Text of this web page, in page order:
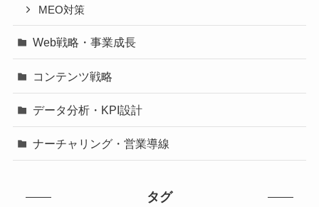
MEO対策
Web戦略・事業成長
コンテンツ戦略
データ分析・KPI設計
ナーチャリング・営業導線
タグ